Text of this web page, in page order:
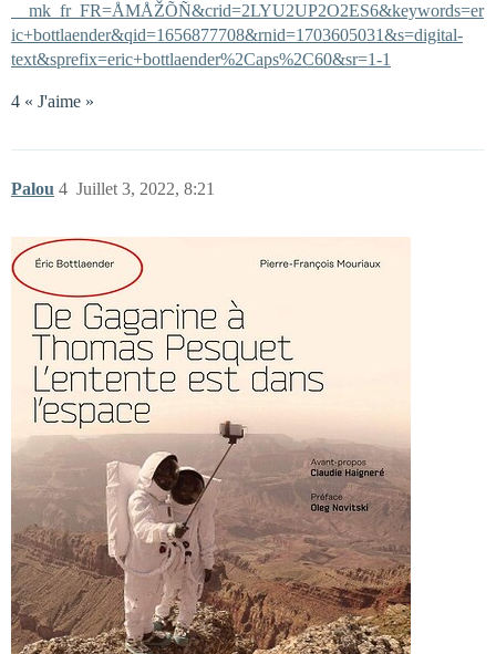
__mk_fr_FR=ÅMÅŽÕÑ&crid=2LYU2UP2O2ES6&keywords=er
ic+bottlaender&qid=1656877708&rnid=1703605031&s=digital-
text&sprefix=eric+bottlaender%2Caps%2C60&sr=1-1
4 « J'aime »
Palou Juillet 3, 2022, 8:21
4